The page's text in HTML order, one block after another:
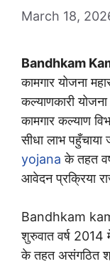
March 18,
Bandhkam
कामगार योजना
कल्याणकारी
कामगार कल्याण
सीधा लाभ पहुँचाया
yojana के तहत
आवेदन प्रक्रिया
Bandhkam
शुरुवात वर्ष 2014
के तहत असंगठित